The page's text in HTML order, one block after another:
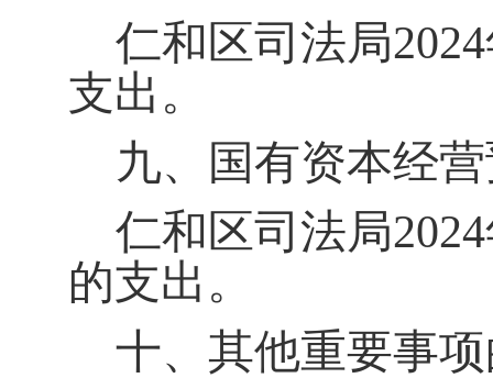
仁和区司法局2024
支出。
九、国有资本经
仁和区司法局2024
的支出。
十、其他重要事